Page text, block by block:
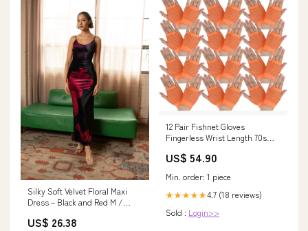
Silky Soft Velvet Floral Maxi
Dress – Black and Red M /
US$ 26.38
12 Pair Fishnet Gloves
Fingerless Wrist Length 70s
Garden Beds
US$ 54.90
Min. order: 1 piece
★★★★★4.7 (18 reviews)
Sold : Login>>